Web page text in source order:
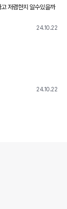
저렴한지 알수있을까
24.10.22
24.10.22